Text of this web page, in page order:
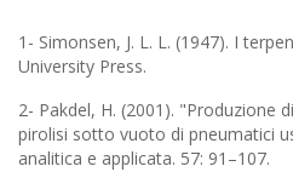
1- Simonsen, J. L. L. (1947). I
University Press.
2- Pakdel, H. (2001). "Produzione
pirolisi sotto vuoto di pneumatici
analitica e applicata. 57: 91–107.